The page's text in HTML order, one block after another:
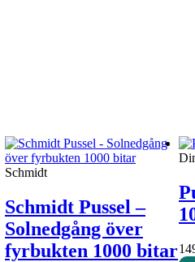
Schmidt
Schmidt Pussel –
Solnedgång över
fyrbukten 1000 bitar